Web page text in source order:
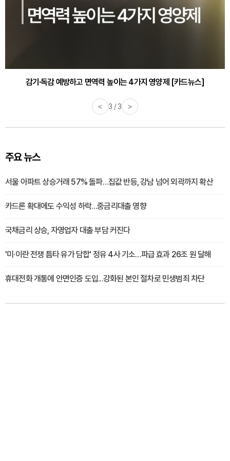
감기·독감 예방하고 면역력 높이는 4가지 영양제 [카드뉴스]
< 3 / 3 >
주요 뉴스
서울 아파트 상승거래 57% 돌파…집값 반등, 강남 넘어 외곽까지 확산
카드론 확대에도 수익성 하락…중금리대출 영향
국채금리 상승, 자영업자 대출 부담 커진다
'미·이란 전쟁 틈타 유가 담합' 정유 4사 기소…파급 효과 26조 원 달해
휴대전화 개통에 안면인증 도입...강화된 본인 절차로 민생범죄 차단